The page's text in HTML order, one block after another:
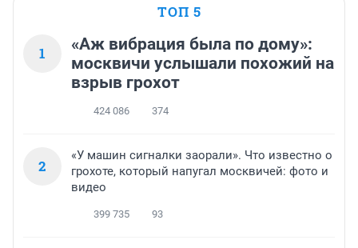
ТОП 5
1
«Аж вибрация была по дому»:
москвичи услышали похожий на
взрыв грохот
424 086 374
2
«У машин сигналки заорали». Что известно о
грохоте, который напугал москвичей: фото и
видео
399 735 93